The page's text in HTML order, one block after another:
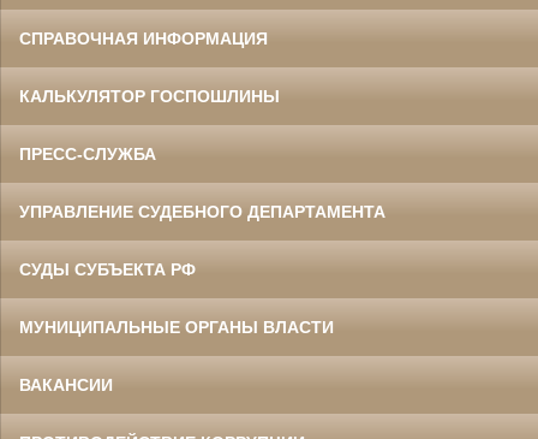
СПРАВОЧНАЯ ИНФОРМАЦИЯ
КАЛЬКУЛЯТОР ГОСПОШЛИНЫ
ПРЕСС-СЛУЖБА
УПРАВЛЕНИЕ СУДЕБНОГО ДЕПАРТАМЕНТА
СУДЫ СУБЪЕКТА РФ
МУНИЦИПАЛЬНЫЕ ОРГАНЫ ВЛАСТИ
ВАКАНСИИ